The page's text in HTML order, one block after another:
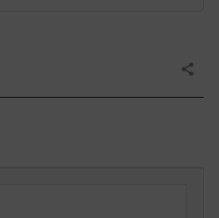
分享